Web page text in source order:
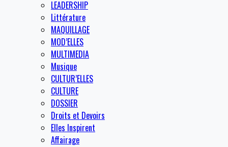
LEADERSHIP
Littérature
MAQUILLAGE
MOD’ELLES
MULTIMEDIA
Musique
CULTUR’ELLES
CULTURE
DOSSIER
Droits et Devoirs
Elles Inspirent
Affairage